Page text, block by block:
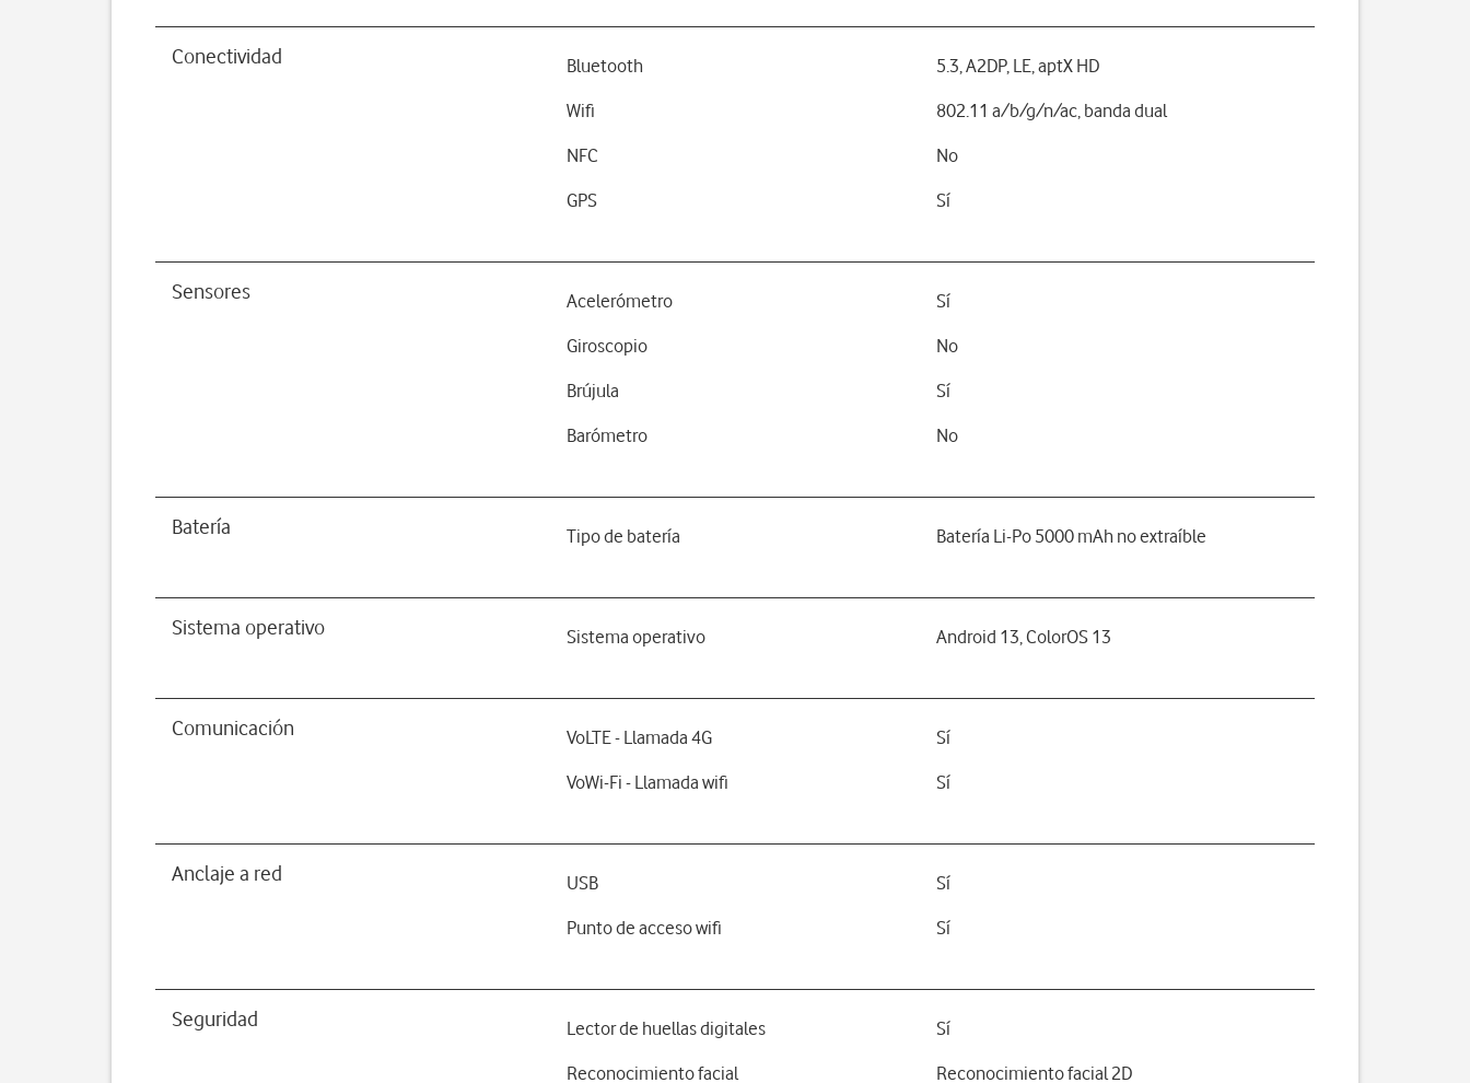
Conectividad Bluetooth 5.3, A2DP, LE, aptX HD
Wifi 802.11 a/b/g/n/ac, banda dual
NFC No
GPS Sí
Sensores Acelerómetro Sí
Giroscopio No
Brújula Sí
Barómetro No
Batería Tipo de batería Batería Li-Po 5000 mAh no extraíble
Sistema operativo Sistema operativo Android 13, ColorOS 13
Comunicación VoLTE - Llamada 4G Sí
VoWi-Fi - Llamada wifi Sí
Anclaje a red USB Sí
Punto de acceso wifi Sí
Seguridad Lector de huellas digitales Sí
Reconocimiento facial Reconocimiento facial 2D